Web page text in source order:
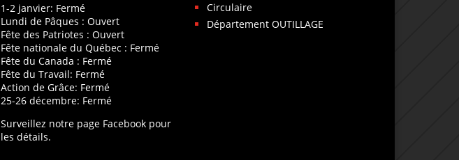
1-2 janvier: Fermé
Lundi de Pâques : Ouvert
Fête des Patriotes : Ouvert
Fête nationale du Québec : Fermé
Fête du Canada : Fermé
Fête du Travail: Fermé
Action de Grâce: Fermé
25-26 décembre: Fermé
Surveillez notre page Facebook pour
les détails.
Circulaire
Département OUTILLAGE